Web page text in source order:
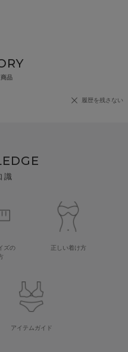
品
履歴を残さない
識
ズの
正しい着け方
アイテムガイド